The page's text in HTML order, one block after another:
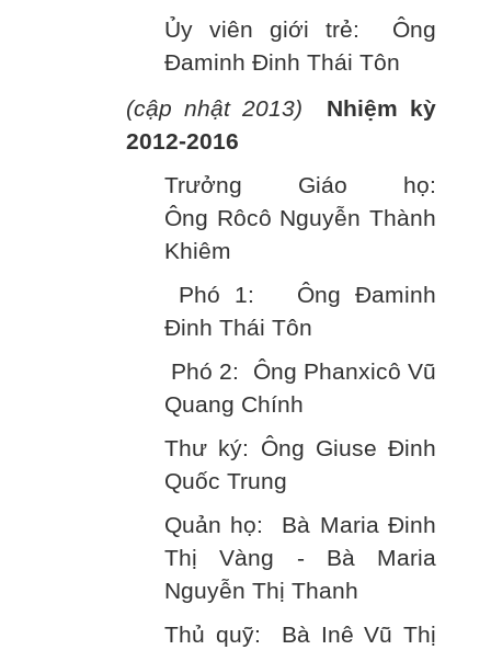
Ủy viên giới trẻ: Ông
Đaminh Đinh Thái Tôn
(cập nhật 2013) Nhiệm kỳ
2012-2016
Trưởng Giáo họ:
Ông Rôcô Nguyễn Thành
Khiêm
Phó 1: Ông Đaminh
Đinh Thái Tôn
Phó 2: Ông Phanxicô Vũ
Quang Chính
Thư ký: Ông Giuse Đinh
Quốc Trung
Quản họ: Bà Maria Đinh
Thị Vàng - Bà Maria
Nguyễn Thị Thanh
Thủ quỹ: Bà Inê Vũ Thị